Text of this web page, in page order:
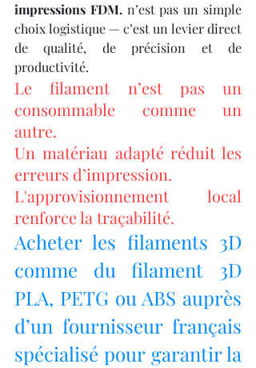
impressions FDM. n’est pas un simple
choix logistique — c’est un levier direct
de qualité, de précision et de
productivité.
Le filament n’est pas un
consommable comme un
autre.
Un matériau adapté réduit les
erreurs d’impression.
L'approvisionnement local
renforce la traçabilité.
Acheter les filaments 3D
comme du filament 3D
PLA, PETG ou ABS auprès
d’un fournisseur français
spécialisé pour garantir la